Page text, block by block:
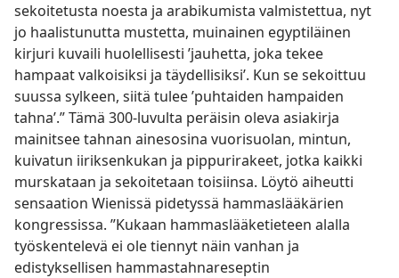
sekoitetusta noesta ja arabikumista valmistettua, nyt
jo haalistunutta mustetta, muinainen egyptiläinen
kirjuri kuvaili huolellisesti ’jauhetta, joka tekee
hampaat valkoisiksi ja täydellisiksi’. Kun se sekoittuu
suussa sylkeen, siitä tulee ’puhtaiden hampaiden
tahna’.” Tämä 300-luvulta peräisin oleva asiakirja
mainitsee tahnan ainesosina vuorisuolan, mintun,
kuivatun iiriksenkukan ja pippurirakeet, jotka kaikki
murskataan ja sekoitetaan toisiinsa. Löytö aiheutti
sensaation Wienissä pidetyssä hammaslääkärien
kongressissa. ”Kukaan hammaslääketieteen alalla
työskentelevä ei ole tiennyt näin vanhan ja
edistyksellisen hammastahnareseptin